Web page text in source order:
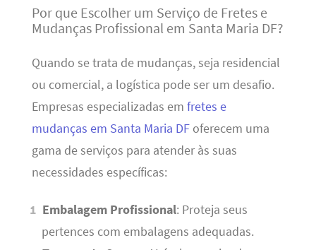
Por que Escolher um Serviço de Fretes e
Mudanças Profissional em Santa Maria DF?
Quando se trata de mudanças, seja residencial
ou comercial, a logística pode ser um desafio.
Empresas especializadas em fretes e
mudanças em Santa Maria DFoferecem uma
gama de serviços para atender às suas
necessidades específicas:
Embalagem Profissional: Proteja seus
pertences com embalagens adequadas.